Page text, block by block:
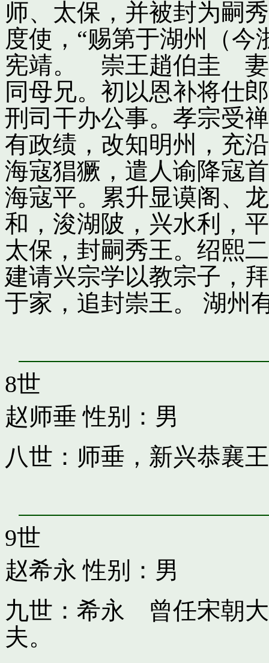
师、太保，并被封为嗣
度使，“赐第于湖州（今
宪靖。 崇王趙伯圭 妻
同母兄。初以恩补将仕
刑司干办公事。孝宗受
有政绩，改知明州，充
海寇猖獗，遣人谕降寇
海寇平。累升显谟阁、
和，浚湖陂，兴水利，
太保，封嗣秀王。绍熙
建请兴宗学以教宗子，
于家，追封崇王。 湖州
8世
赵师垂 性别：男
八世：师垂，新兴恭襄王
9世
赵希永 性别：男
九世：希永 曾任宋朝
夫。